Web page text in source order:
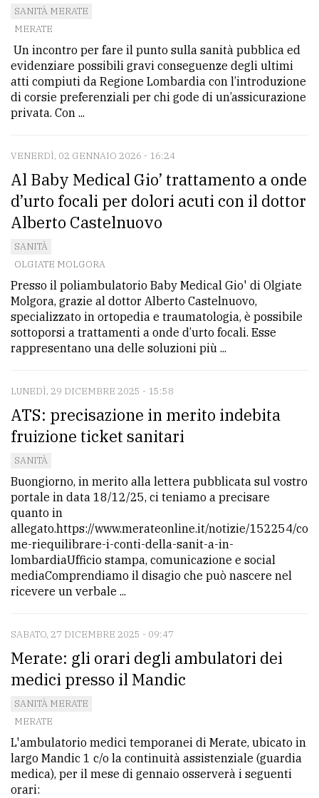
Privacy
policy
Cookie
SANITÀ MERATE
MERATE
Un incontro per fare il punto sulla sanità pubblica ed
evidenziare possibili gravi conseguenze degli ultimi
atti compiuti da Regione Lombardia con l’introduzione
di corsie preferenziali per chi gode di un’assicurazione
privata. Con ...
VENERDÌ, 02 GENNAIO 2026 - 16:24
Al Baby Medical Gio’ trattamento a onde
d’urto focali per dolori acuti con il dottor
Alberto Castelnuovo
SANITÀ
OLGIATE MOLGORA
Presso il poliambulatorio Baby Medical Gio' di Olgiate
Molgora, grazie al dottor Alberto Castelnuovo,
specializzato in ortopedia e traumatologia, è possibile
sottoporsi a trattamenti a onde d’urto focali. Esse
rappresentano una delle soluzioni più ...
LUNEDÌ, 29 DICEMBRE 2025 - 15:58
ATS: precisazione in merito indebita
fruizione ticket sanitari
SANITÀ
Buongiorno, in merito alla lettera pubblicata sul vostro
portale in data 18/12/25, ci teniamo a precisare
quanto in
allegato.https://www.merateonline.it/notizie/152254/co
me-riequilibrare-i-conti-della-sanit-a-in-
lombardiaUfficio stampa, comunicazione e social
mediaComprendiamo il disagio che può nascere nel
ricevere un verbale ...
SABATO, 27 DICEMBRE 2025 - 09:47
Merate: gli orari degli ambulatori dei
medici presso il Mandic
SANITÀ MERATE
MERATE
L'ambulatorio medici temporanei di Merate, ubicato in
largo Mandic 1 c/o la continuità assistenziale (guardia
medica), per il mese di gennaio osserverà i seguenti
orari: